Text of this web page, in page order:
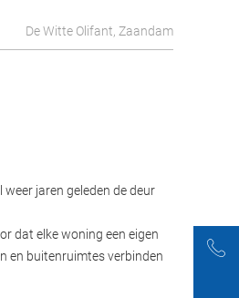
De Witte Olifant, Zaandam
jaren geleden de deur
dat elke woning een eigen
en buitenruimtes verbinden